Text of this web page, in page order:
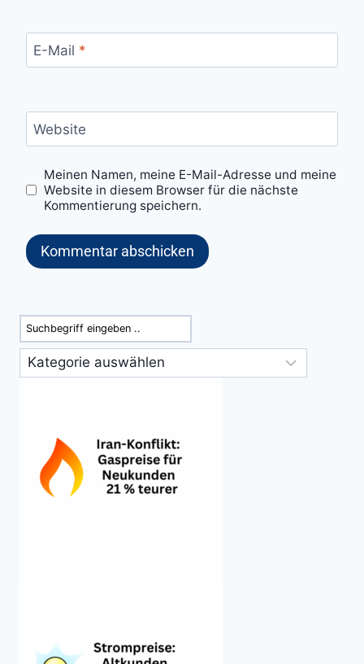
E-Mail *
Website
Meinen Namen, meine E-Mail-Adresse und meine
Website in diesem Browser für die nächste
Kommentierung speichern.
Suchen
Kategorien